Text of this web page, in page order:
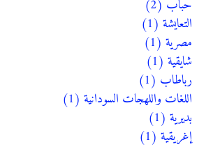
حباب (2)
التعايشة (1)
مصرية (1)
شايقية (1)
رباطاب (1)
اللغات واللهجات السودانية (1)
بديرية (1)
إغريقية (1)